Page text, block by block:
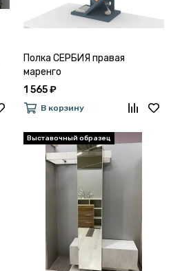
Полка СЕРБИЯ правая
маренго
1 565 ₽
В корзину